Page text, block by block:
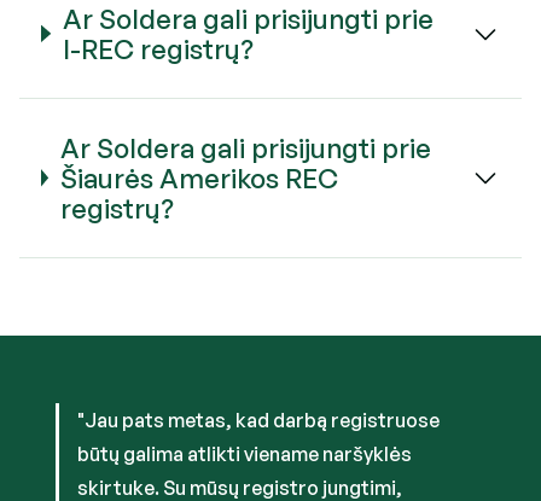
Ar Soldera gali prisijungti prie
I-REC registrų?
Ar Soldera gali prisijungti prie
Šiaurės Amerikos REC
registrų?
"Jau pats metas, kad darbą registruose
būtų galima atlikti viename naršyklės
skirtuke. Su mūsų registro jungtimi,